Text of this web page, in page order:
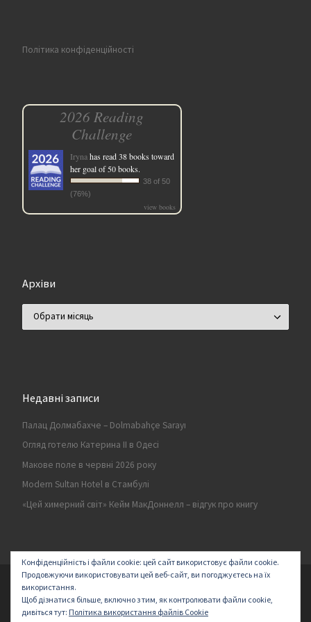
Політика конфіденційності
2026 Reading
Challenge
Irynahas read 38 books toward
her goal of 50 books.
38 of 50
(76%)
view books
Архіви
Недавні записи
Палац Долмабахче – Dolmabahçe Sarayı
Огляд готелю Катерина II в Одесі
Макове поле в червні 2026 року
Modern Sultan Hotel в Стамбулі
«Цей химерний світ» Кейм МакДоннелл – відгук про книгу
© 2026 Secret land
Designed with Customizr Pro Створено
Конфіденційність і файли cookie: цей сайт використовує файли cookie.
Продовжуючи використовувати цей веб-сайт, ви погоджуєтесь на їх
використання.
Щоб дізнатися більше, включно з тим, як контролювати файли cookie,
дивіться тут: Політика використання файлів Cookie